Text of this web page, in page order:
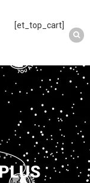
[et_top_cart]